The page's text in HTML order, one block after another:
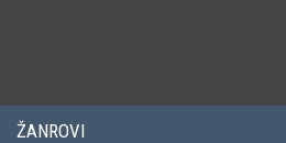
ŽANROVI